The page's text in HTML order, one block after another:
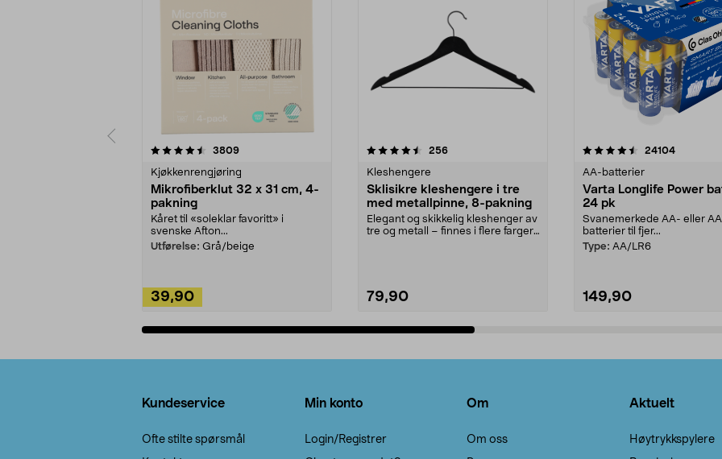
3809anmeldelser
Kjøkkenrengjøring
Mikrofiberklut 32 x 31 cm, 4-
pakning
Kåret til «soleklar favoritt» i
svenske Afton...
Utførelse: Grå/beige
39,90
4.5av 5 stjerner 256anmeldelser
Kleshengere
Sklisikre kleshengere i tre
med metallpinne, 8-pakning
Elegant og skikkelig kleshenger av
tre og metall – finnes i flere farger.
79,90
4.5av 5 stjerner 24104
AA-batterier
Varta Longlife Power
24 pk
Svanemerkede AA- eller
batterier til fjer...
Type: AA/LR6
149,90
4.5av 5 stjerner
Kundeservice
Ofte stilte spørsmål
Min konto
Login/Registrer
Om
Om oss
Aktuelt
Høytrykkspylere